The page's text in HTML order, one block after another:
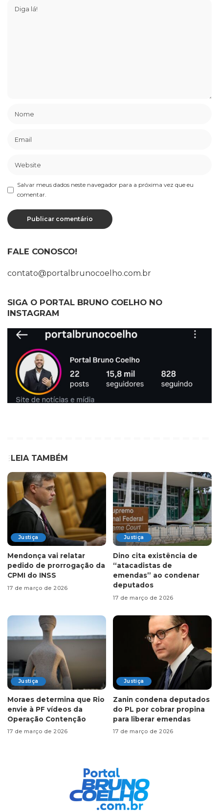
Salvar meus dados neste navegador para a próxima vez que eu
comentar.
FALE CONOSCO!
contato@portalbrunocoelho.com.br
SIGA O PORTAL BRUNO COELHO NO
INSTAGRAM
LEIA TAMBÉM
Justiça
Mendonça vai relatar
pedido de prorrogação da
CPMI do INSS
17 de março de 2026
Justiça
Dino cita existência de
“atacadistas de
emendas” ao condenar
deputados
17 de março de 2026
Justiça
Moraes determina que Rio
envie à PF vídeos da
Operação Contenção
17 de março de 2026
Justiça
Zanin condena deputados
do PL por cobrar propina
para liberar emendas
17 de março de 2026